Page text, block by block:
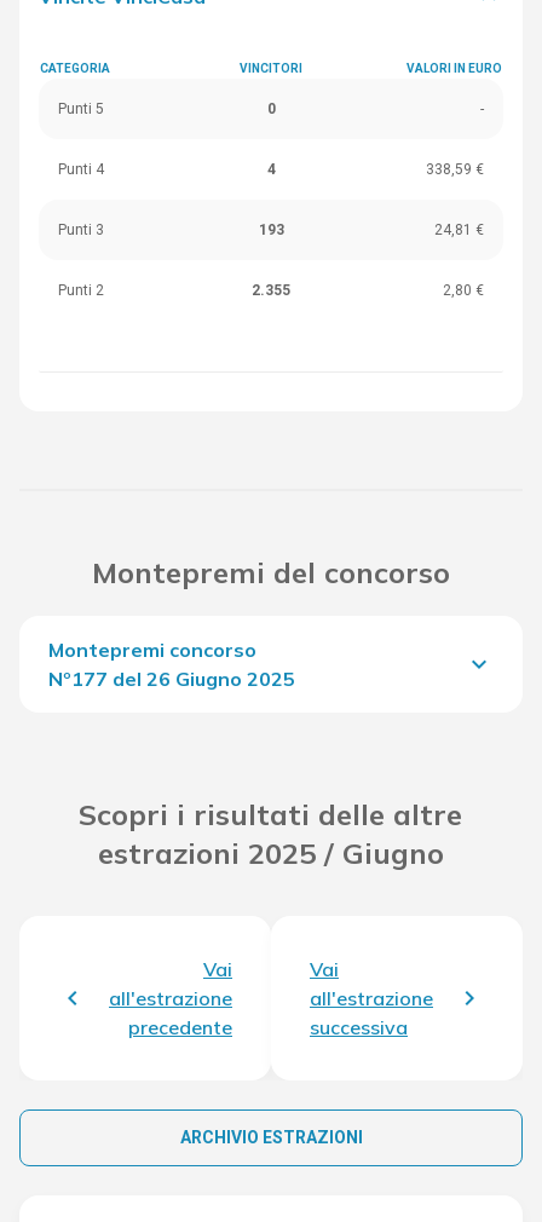
CATEGORIA VINCITORI VALORI IN EURO
Punti 5 0 -
Punti 4 4 338,59 €
Punti 3 193 24,81 €
Punti 2 2.355 2,80 €
Montepremi del concorso
Montepremi concorso
Nº177 del 26 Giugno 2025
keyboard_arrow_down
Scopri i risultati delle altre
estrazioni 2025 / Giugno
Vai
all'estrazione
precedente
Vai
all'estrazione
successiva
ARCHIVIO ESTRAZIONI